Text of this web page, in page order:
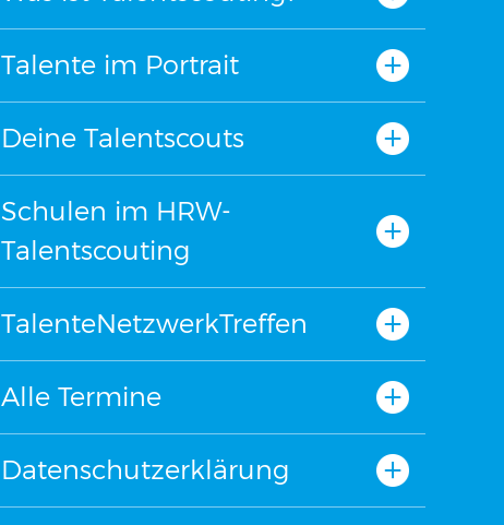
Talente im Portrait
Deine Talentscouts
Schulen im HRW-
Talentscouting
TalenteNetzwerkTreffen
Alle Termine
Datenschutzerklärung